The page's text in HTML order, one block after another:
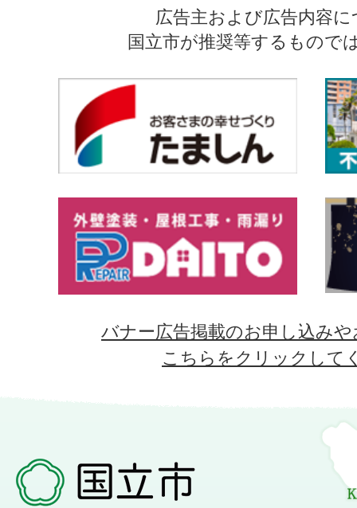
広告主および広告内容
国立市が推奨等するもので
バナー広告掲載のお申し込み
こちらをクリックして